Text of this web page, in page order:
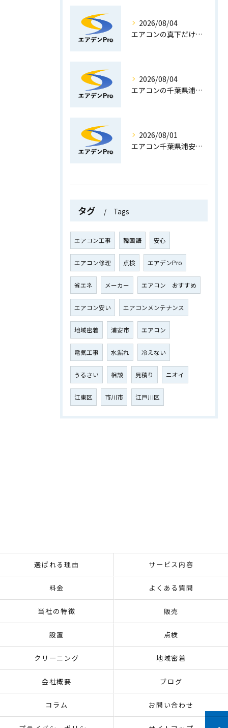
2026/08/04
エアコンの真下だけ濡れる現象と千葉県浦安市の水漏れ原因と対策を徹底解説
2026/08/04
エアコンの千葉県浦安市における水漏れ原因とドレンホース詰まりを自分で確認するチェックポイント
2026/08/01
エアコン千葉県浦安市で配管化粧カバーの色選びに後悔しないコツと人気カラーの実例ガイド
タグ Tags
エアコン工事 韓国語 安心
エアコン修理 点検 エアデンPro
省エネ メーカー エアコン おすすめ
エアコン安い エアコンメンテナンス
地域密着 浦安市 エアコン
電気工事 水漏れ 冷えない
うるさい 相談 見積り ニオイ
江東区 市川市 江戸川区
選ばれる理由 サービス内容
料金 よくある質問
当社の特徴 販売
設置 点検
クリーニング 地域密着
会社概要 ブログ
コラム お問い合わせ